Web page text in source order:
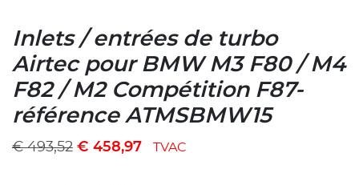
Inlets / entrées de turbo
Airtec pour BMW M3 F80 / M4
F82 / M2 Compétition F87-
référence ATMSBMW15
€493,52 € 458,97 TVAC